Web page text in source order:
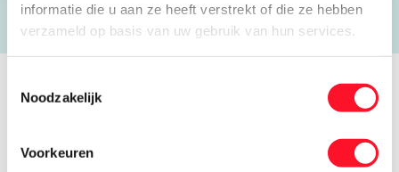
informatie die u aan ze heeft verstrekt of die ze hebben
verzameld op basis van uw gebruik van hun services.
Noodzakelijk
Voorkeuren
Verhalen van koele kikkers